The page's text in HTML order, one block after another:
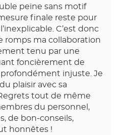
peine sans motif
finale reste pour
C’est donc
romps ma collaboration
tenu par une
foncièrement de
injuste. Je
plaisir avec sa
tout de même
du personnel,
de bon-conseils,
honnêtes !